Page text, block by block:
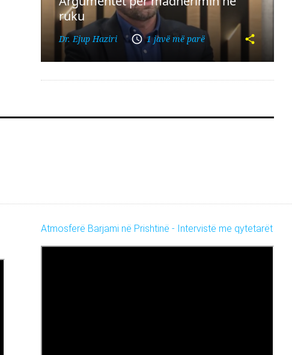
ruku
Dr. Ejup Haziri 1 javë më parë
Atmosferë Barjami në Prishtinë - Intervistë me qytetarët